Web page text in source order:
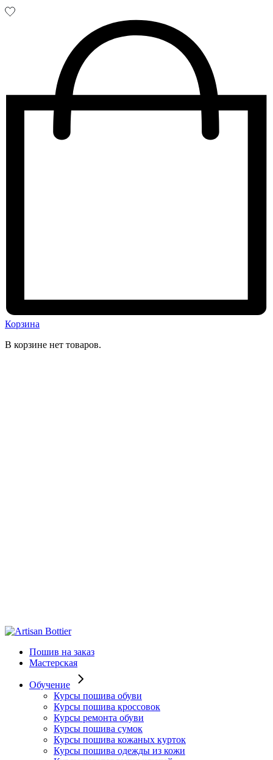
Корзина
В корзине нет товаров.
Пошив на заказ
Мастерская
Обучение
Курсы пошива обуви
Курсы пошива кроссовок
Курсы ремонта обуви
Курсы пошива сумок
Курсы пошива кожаных курток
Курсы пошива одежды из кожи